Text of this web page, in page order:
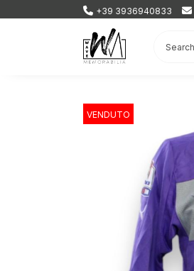
+39 3936940833
VENDUTO